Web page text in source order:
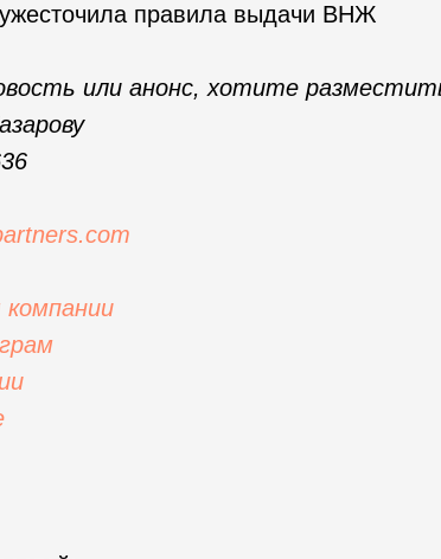
правила выдачи ВНЖ
или анонс, хотите